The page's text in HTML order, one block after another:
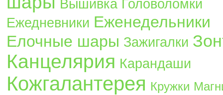
Вышивка Головоломки
Ежедневники Еженедельники
Елочные шары Зажигалки
Канцелярия Карандаши
Кожгалантерея Кружки